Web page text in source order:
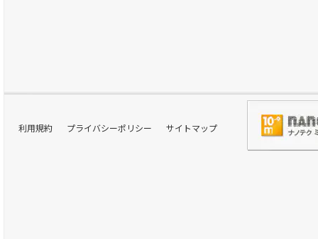
利用規約 プライバシーポリシー サイトマップ